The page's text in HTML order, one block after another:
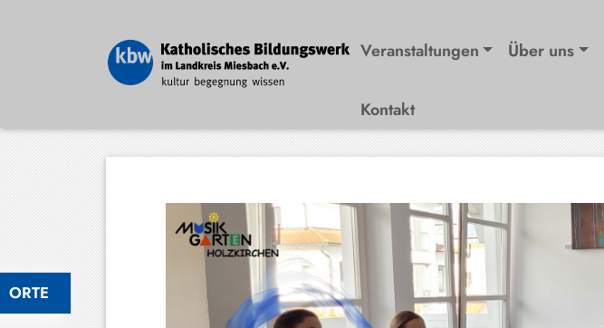
ORTE
Veranstaltungen Über uns
Kontakt
Wiessee
Bayrischzell
Darching
Elbach
Gmund
Großhartpenning